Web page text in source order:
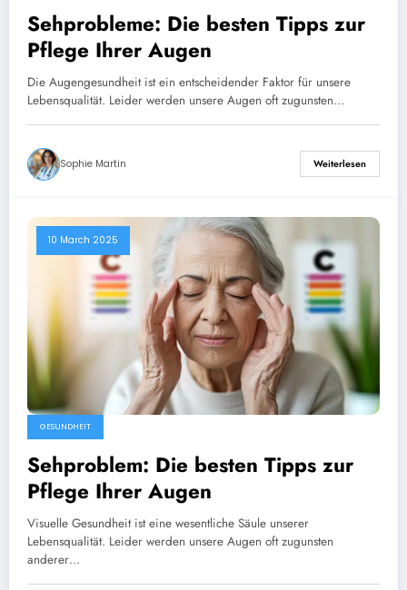
Sehprobleme: Die besten Tipps zur
Pflege Ihrer Augen
Die Augengesundheit ist ein entscheidender Faktor für unsere
Lebensqualität. Leider werden unsere Augen oft zugunsten…
Sophie Martin Weiterlesen
10 March 2025
GESUNDHEIT
Sehproblem: Die besten Tipps zur
Pflege Ihrer Augen
Visuelle Gesundheit ist eine wesentliche Säule unserer
Lebensqualität. Leider werden unsere Augen oft zugunsten
anderer…